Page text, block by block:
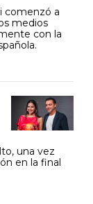
comenzó a
medios
con la
una vez
en la final